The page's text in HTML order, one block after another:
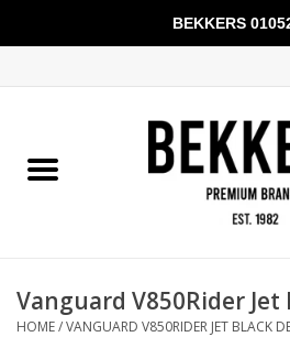
Mannen
KADOBONNEN
Vanguard V850Rider Jet
HOME/VANGUARD V850RIDER JET BLACK
BEKKERS